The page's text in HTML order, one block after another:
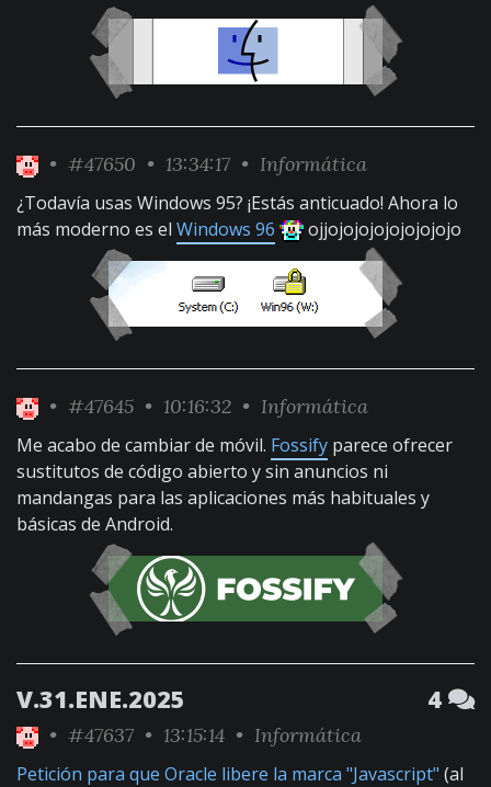
• #47650 • 13:34:17 • Informática
¿Todavía usas Windows 95? ¡Estás anticuado! Ahora lo
más moderno es el Windows 96 ojjojojojojojojojojo
• #47645 • 10:16:32 • Informática
Me acabo de cambiar de móvil. Fossify parece ofrecer
sustitutos de código abierto y sin anuncios ni
mandangas para las aplicaciones más habituales y
básicas de Android.
V.31.ENE.2025 4
• #47637 • 13:15:14 • Informática
Petición para que Oracle libere la marca "Javascript" (al